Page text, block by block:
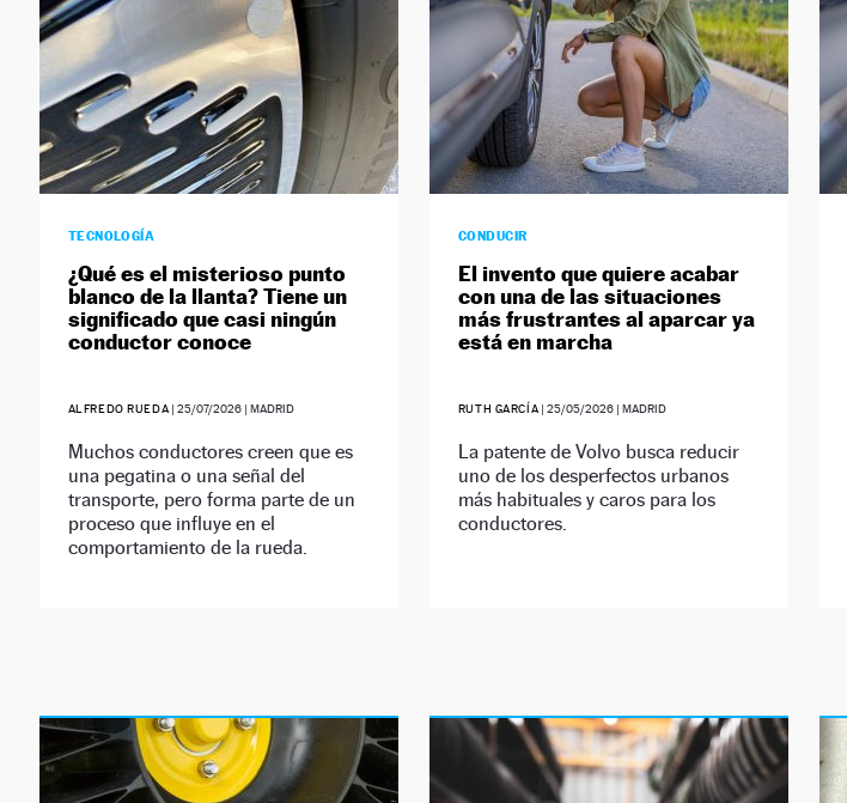
TECNOLOGÍA
¿Qué es el misterioso punto
blanco de la llanta? Tiene un
significado que casi ningún
conductor conoce
ALFREDO RUEDA |25/07/2026 | MADRID
Muchos conductores creen que es
una pegatina o una señal del
transporte, pero forma parte de un
proceso que influye en el
comportamiento de la rueda.
CONDUCIR
El invento que quiere acabar
con una de las situaciones
más frustrantes al aparcar ya
está en marcha
RUTH GARCÍA |25/05/2026 | MADRID
La patente de Volvo busca reducir
uno de los desperfectos urbanos
más habituales y caros para los
conductores.